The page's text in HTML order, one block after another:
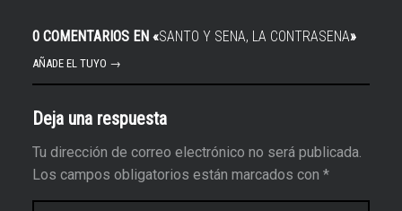
0 COMENTARIOS EN «SANTO Y SENA, LA CONTRASENA»
AÑADE EL TUYO →
Deja una respuesta
Tu dirección de correo electrónico no será publicada.
Los campos obligatorios están marcados con *